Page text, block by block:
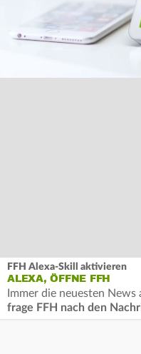
FFH Alexa-Skill aktivieren
ALEXA, ÖFFNE FFH
Immer die neuesten
frage FFH nach den